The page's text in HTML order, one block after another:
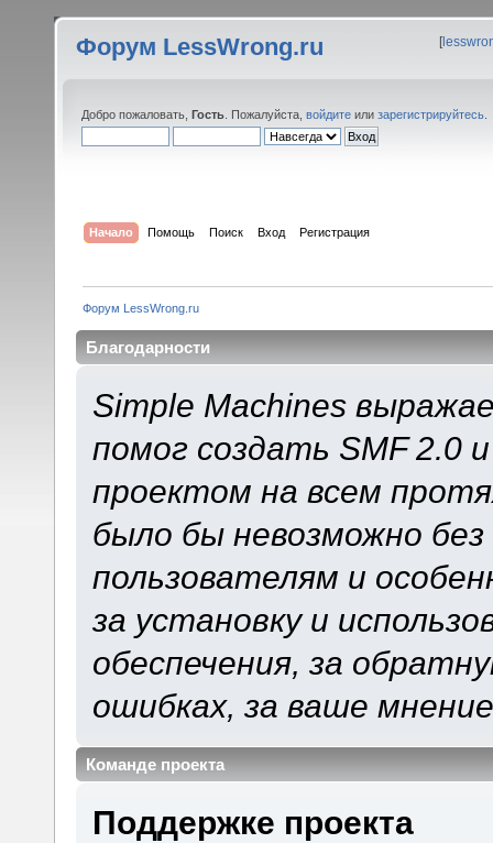
Форум LessWrong.ru [
Добро пожаловать, Гость . Пожалуйста, войдите или зарегистрируйтесь
Начало Помощь Поиск Вход Регистрация
Форум LessWrong.ru
Благодарности
Simple Machines
помог создать SMF 2.0
проектом на всем
было бы невозможно
пользователям и
за установку и
обеспечения, за
ошибках, за ваше
Команде проекта
Поддержке проекта